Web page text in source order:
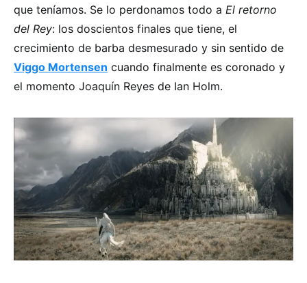
que teníamos. Se lo perdonamos todo a El retorno
del Rey: los doscientos finales que tiene, el
crecimiento de barba desmesurado y sin sentido de
Viggo Mortensen cuando finalmente es coronado y
el momento Joaquín Reyes de Ian Holm.